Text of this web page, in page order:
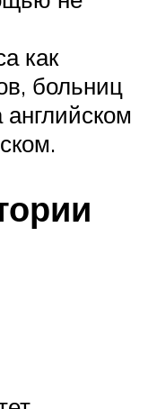
как
больниц
английском